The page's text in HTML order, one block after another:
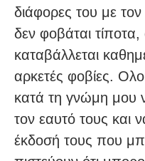
διάφορες του με τον
δεν φοβάται
καταβάλλεται
αρκετές φοβίες.
κατά τη γνώμη μου
τον εαυτό τους και
έκδοσή τους που